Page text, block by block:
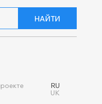
НАЙТИ
RU
UK